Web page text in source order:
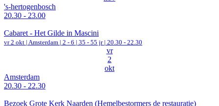
's-hertogenbosch
20.30 - 23.00
Cabaret - Het Gilde in Mascini
vr 2 okt | Amsterdam | 2 - 6 | 35 - 55 jr | 20.30 - 22.30
vr
2
okt
Amsterdam
20.30 - 22.30
Bezoek Grote Kerk Naarden (Hemelbestormers de restauratie)